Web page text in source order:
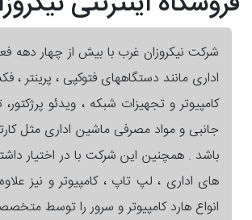
شرکت نیکروزان غرب با بیش از چهار دهه
اداری مانند دستگاههای فتوکپی ، پرینتر
کامپیوتر و تجهیزات شبکه ، ویدئو
جانبی و مواد مصرفی ماشین اداری مثل
باشد . همچنین این شرکت با در اختیار
های اداری ، لپ تاپ ، کامپیوتر و نیز
انواع هارد کامپیوتر و سرور را توسط